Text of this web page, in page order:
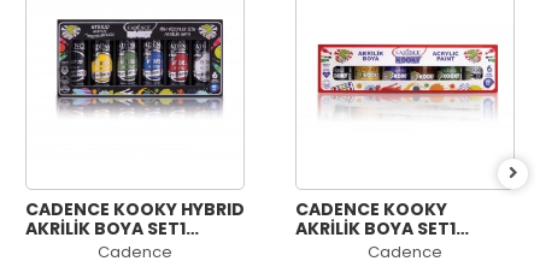
CADENCE KOOKY HYBRID
AKRİLİK BOYA SET1
Cadence
CADENCE KOOKY
AKRİLİK BOYA SET1
Cadence